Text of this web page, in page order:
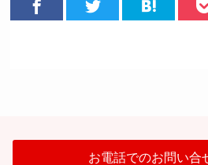
お電話でのお問い合